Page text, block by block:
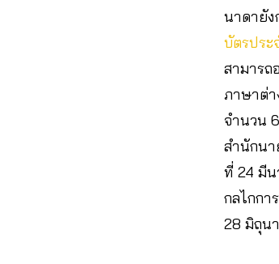
นาดายัง
บัตรประ
สามารถ
ภาษาต่า
จำนวน
สำนักนา
ที่ 24 มีน
กลไกกา
28 มิถุน